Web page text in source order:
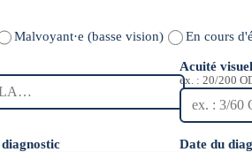
Malvoyant·e (basse vision) En cours
Acuité
ex. : 20/200
Date du